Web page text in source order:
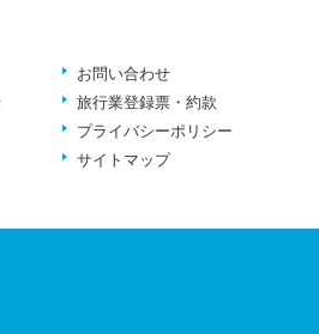
お問い合わせ
旅行業登録票・約款
プライバシーポリシー
サイトマップ